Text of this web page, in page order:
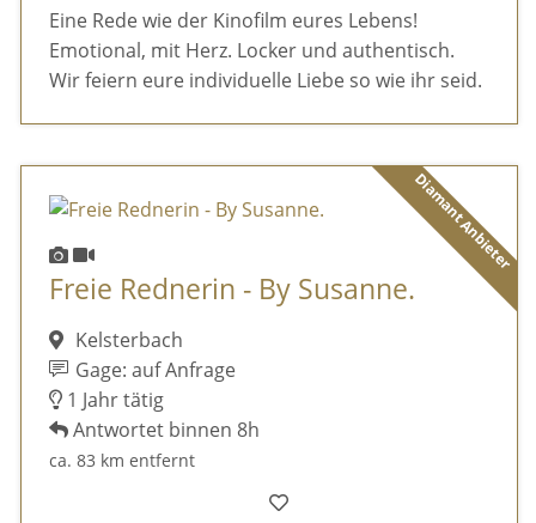
Eine Rede wie der Kinofilm eures Lebens!
Emotional, mit Herz. Locker und authentisch.
Wir feiern eure individuelle Liebe so wie ihr seid.
Diamant Anbieter
Freie Rednerin - By Susanne.
Kelsterbach
Gage: auf Anfrage
1 Jahr tätig
Antwortet binnen 8h
ca. 83 km entfernt